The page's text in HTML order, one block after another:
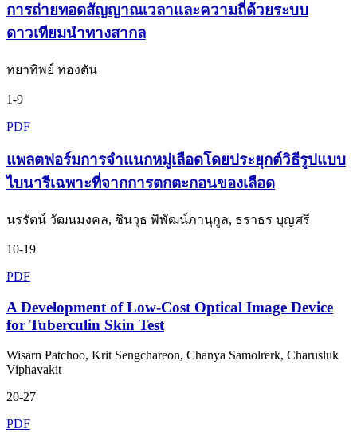
การถ่ายทอดสัญญาณเวลาและความถี่ด้วยระบบ
ดาวเทียมนำทางสากล
ทยาทิพย์ ทองตัน
1-9
PDF
แพลตฟอร์มการจำแนกหมู่เลือดโดยประยุกต์วิธีรูปแบบ
ไบนารีเฉพาะที่จากการตกตะกอนของเลือด
นรรัตน์ วัฒนมงคล, ชินวุธ พิพัฒน์ภานุกูล, ธราธร บุญศรี
10-19
PDF
A Development of Low-Cost Optical Image Device
for Tuberculin Skin Test
Wisarn Patchoo, Krit Sengchareon, Chanya Samolrerk, Charusluk
Viphavakit
20-27
PDF